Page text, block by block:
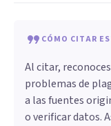
CÓMO CITAR
Al citar,
problemas de
a las fuentes
o verificar datos.